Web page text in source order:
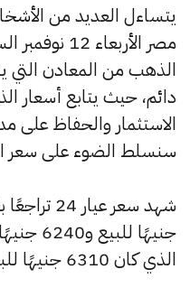
يتساءل العديد من
الذهب من المعادن التي
دائم، حيث يتابع أسعار
الاستثمار والحفاظ على
سنسلط الضوء على سعر
جنيهًا
الذي كان 6310 جنيهًا للبيع و6250 جنيهًا للشراء.